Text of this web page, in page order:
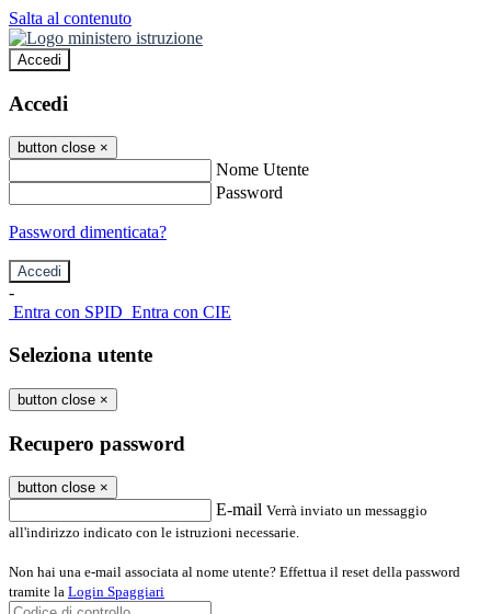
Salta al contenuto
Accedi
Accedi
button close ×
Nome Utente
Password
Password dimenticata?
-
Entra con SPID Entra con CIE
Seleziona utente
button close ×
Recupero password
button close ×
E-mail Verrà inviato un messaggio
all'indirizzo indicato con le istruzioni necessarie.
Non hai una e-mail associata al nome utente? Effettua il reset della password
tramite la Login Spaggiari